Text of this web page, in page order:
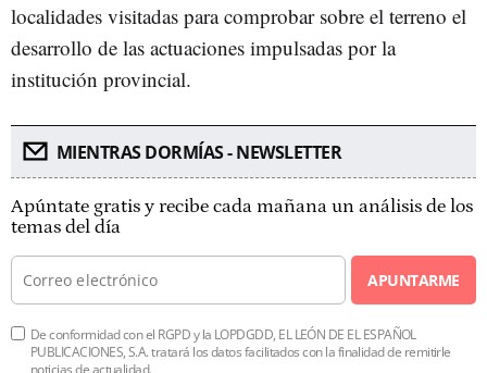
localidades visitadas para comprobar sobre el terreno el
desarrollo de las actuaciones impulsadas por la
institución provincial.
MIENTRAS DORMÍAS - NEWSLETTER
Apúntate gratis y recibe cada mañana un análisis de los
temas del día
APUNTARME
De conformidad con el RGPD y la LOPDGDD, EL LEÓN DE EL ESPAÑOL
PUBLICACIONES, S.A. tratará los datos facilitados con la finalidad de remitirle
noticias de actualidad.